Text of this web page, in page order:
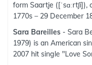
form Saartje
1770s – 29 December
Sara Bareilles - Sara
1979) is an American
2007 hit single "Love